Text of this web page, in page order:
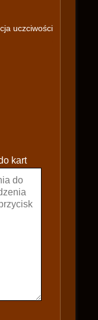
uczciwości
kart